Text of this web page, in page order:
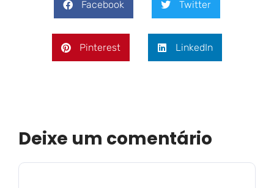
Facebook Twitter
Pinterest LinkedIn
Deixe um comentário